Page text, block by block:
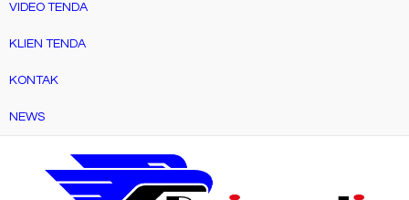
VIDEO TENDA
KLIEN TENDA
KONTAK
NEWS